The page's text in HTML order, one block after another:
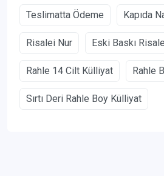
Teslimatta Ödeme Kapıda
Risalei Nur Eski Baskı
Rahle 14 Cilt Külliyat Rahle
Sırtı Deri Rahle Boy Külliyat